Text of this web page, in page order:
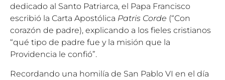
dedicado al Santo Patriarca, el Papa Francisco
escribió la Carta Apostólica Patris Corde (“Con
corazón de padre), explicando a los fieles cristianos
“qué tipo de padre fue y la misión que la
Providencia le confió”.
Recordando una homilía de San Pablo VI en el día